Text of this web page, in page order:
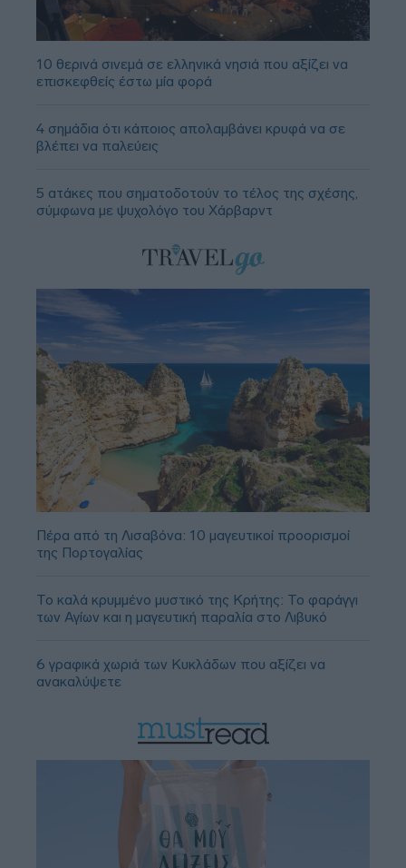
10 θερινά σινεμά σε ελληνικά νησιά που αξίζει να
επισκεφθείς έστω μία φορά
4 σημάδια ότι κάποιος απολαμβάνει κρυφά να σε
βλέπει να παλεύεις
5 ατάκες που σηματοδοτούν το τέλος της σχέσης,
σύμφωνα με ψυχολόγο του Χάρβαρντ
Πέρα από τη Λισαβόνα: 10 μαγευτικοί προορισμοί
της Πορτογαλίας
Το καλά κρυμμένο μυστικό της Κρήτης: Το φαράγγι
των Αγίων και η μαγευτική παραλία στο Λιβυκό
6 γραφικά χωριά των Κυκλάδων που αξίζει να
ανακαλύψετε